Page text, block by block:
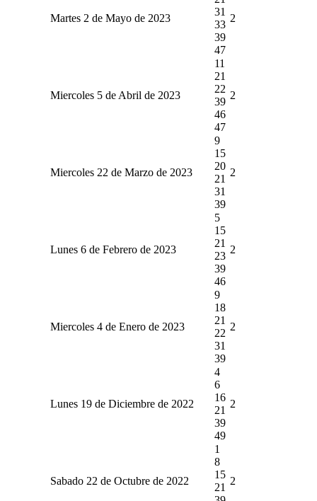
Martes 2 de Mayo de 2023
31
33
39
47
2
Miercoles 5 de Abril de 2023
11
21
22
39
46
47
2
Miercoles 22 de Marzo de 2023
9
15
20
21
31
39
2
Lunes 6 de Febrero de 2023
5
15
21
23
39
46
2
Miercoles 4 de Enero de 2023
9
18
21
22
31
39
2
Lunes 19 de Diciembre de 2022
4
6
16
21
39
49
2
Sabado 22 de Octubre de 2022
1
8
15
21
2